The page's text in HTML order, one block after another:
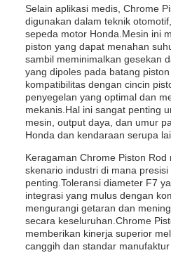
Selain aplikasi medis, Chrome
digunakan dalam teknik
sepeda motor Honda.Mesin ini
piston yang dapat menahan
sambil meminimalkan gesekan
yang dipoles pada batang
kompatibilitas dengan cincin
penyegelan yang optimal dan
mekanis.Hal ini sangat penting
mesin, output daya, dan umur
Honda dan kendaraan serupa
Keragaman Chrome Piston
skenario industri di mana
penting.Toleransi diameter F7
integrasi yang mulus dengan
mengurangi getaran dan
secara keseluruhan.Chrome
memberikan kinerja superior
canggih dan standar manufaktur